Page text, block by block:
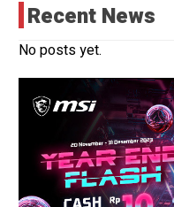
Recent News
No posts yet.